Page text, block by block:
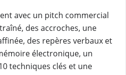
avec un pitch commercial
des accroches, une
des repères verbaux et
électronique, un
techniques clés et une